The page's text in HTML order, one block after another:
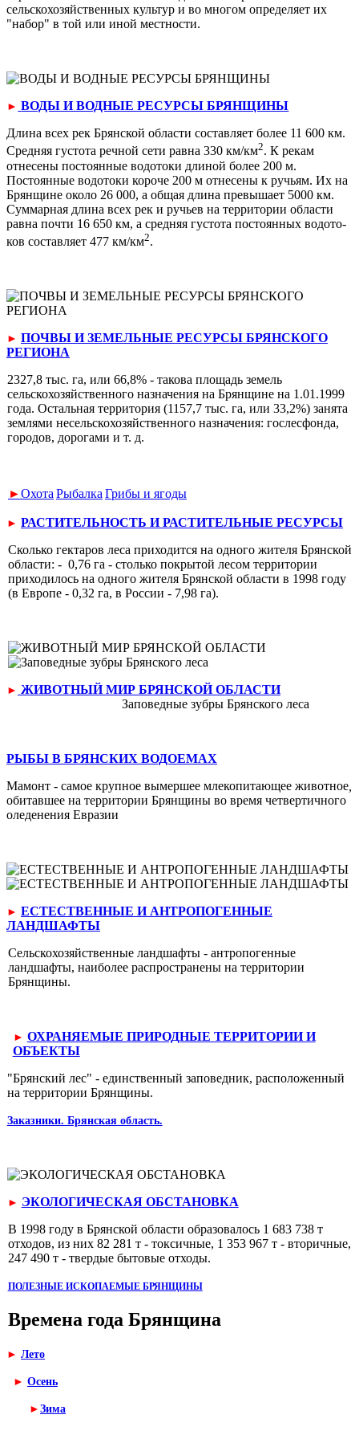
сельскохозяйствен­ных культур и во многом определяет их
"набор" в той или иной местности.
► ВОДЫ И ВОДНЫЕ РЕСУРСЫ БРЯНЩИНЫ
Длина всех рек Брянской области составляет более 11 600 км.
Сред­няя густота речной сети равна 330 км/км2. К рекам
отнесены постоян­ные водотоки длиной более 200 м.
Постоянные водотоки короче 200 м отнесены к ручьям. Их на
Брянщине около 26 000, а общая длина пре­вышает 5000 км.
Суммарная длина всех рек и ручьев на территории области
равна почти 16 650 км, а средняя густота постоянных водото­
ков составляет 477 км/км2.
► ПОЧВЫ И ЗЕМЕЛЬНЫЕ РЕСУРСЫ БРЯНСКОГО
РЕГИОНА
2327,8 тыс. га, или 66,8% - такова площадь земель
сельскохозяй­ственного назначения на Брянщине на 1.01.1999
года. Остальная тер­ритория (1157,7 тыс. га, или 33,2%) занята
землями несельскохозяй­ственного назначения: гослесфонда,
городов, дорогами и т. д.
►Охота Рыбалка Грибы и ягоды
► РАСТИТЕЛЬНОСТЬ И РАСТИТЕЛЬНЫЕ РЕСУРСЫ
Сколько гектаров леса приходится на одного жи­теля Брянской
области: - 0,76 га - столько покрытой лесом территории
приходилось на одного жителя Брянской области в 1998 году
(в Европе - 0,32 га, в Рос­сии - 7,98 га).
► ЖИВОТНЫЙ МИР БРЯНСКОЙ ОБЛАСТИ
Заповедные зубры Брянского леса
РЫБЫ В БРЯНСКИХ ВОДОЕМАХ
Мамонт - самое крупное вымершее млекопитающее животное
обитавшее на территории Брянщины во время четвертичного
оледене­ния Евразии
► ЕСТЕСТВЕННЫЕ И АНТРОПОГЕННЫЕ
ЛАНДШАФТЫ
Сельскохозяйственные ландшафты - антропогенные
ландшафты, наиболее распространены на территории
Брянщины.
► ОХРАНЯЕМЫЕ ПРИРОДНЫЕ ТЕРРИТОРИИ И
ОБЪЕКТЫ
"Брянский лес" - единственный заповедник, расположенный
на территории Брянщины.
Заказники. Брянская область.
► ЭКОЛОГИЧЕСКАЯ ОБСТАНОВКА
В 1998 году в Брянской области образовалось 1 683 738 т
отходов, из них 82 281 т - токсичные, 1 353 967 т - вторичные,
247 490 т - твер­дые бытовые отходы.
ПОЛЕЗНЫЕ ИСКОПАЕМЫЕ БРЯНЩИНЫ
Времена года Брянщина
► Лето
► Осень
► Зима